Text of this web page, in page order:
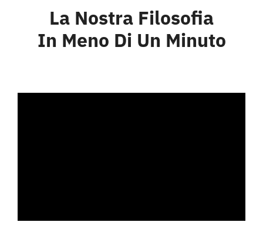
Family
La Nostra Filosofia
In Meno Di Un Minuto